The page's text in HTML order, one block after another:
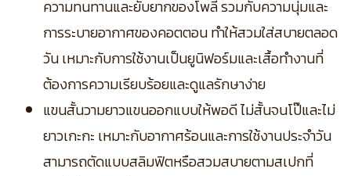
ความทนทานและยับยากของโพลี รวมกับความนุ่มและ
การระบายอากาศของคอตตอน ทำให้สวมใส่สบายตลอด
วัน เหมาะกับการใช้งานเป็นยูนิฟอร์มและเสื้อทำงานที่
ต้องการความเรียบร้อยและดูแลรักษาง่าย
แขนสั้นวามยาวแขนออกแบบให้พอดี ไม่สั้นจนโป๊และไม่
ยาวเกะกะ เหมาะกับอากาศร้อนและการใช้งานประจำวัน
สามารถตัดแบบสลิมฟิตหรือสวมสบายตามสเปกที่